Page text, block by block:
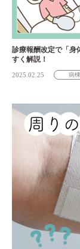
診療報酬改定で「身
すく解説！
2025.02.25 病棟